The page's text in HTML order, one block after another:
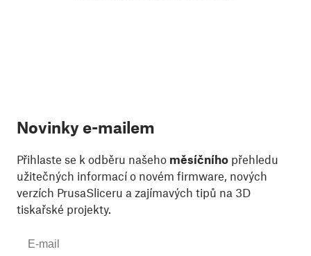
Novinky e-mailem
Přihlaste se k odběru našeho měsíčního přehledu
užitečných informací o novém firmware, nových
verzích PrusaSliceru a zajímavých tipů na 3D
tiskařské projekty.